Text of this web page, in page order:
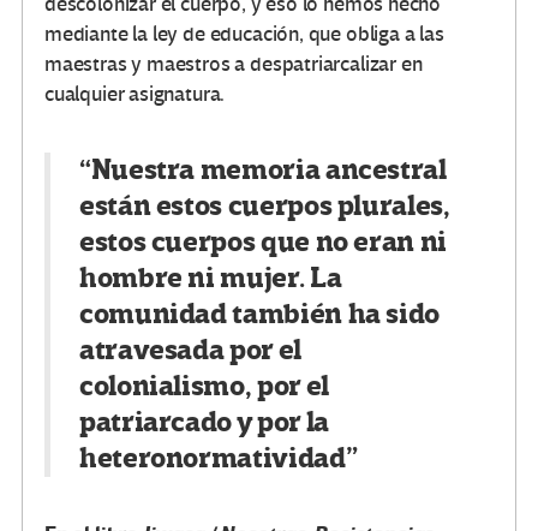
mediante la ley de educación, que obliga a las
maestras y maestros a despatriarcalizar en
cualquier asignatura.
“Nuestra memoria ancestral
están estos cuerpos plurales,
estos cuerpos que no eran ni
hombre ni mujer. La
comunidad también ha sido
atravesada por el
colonialismo, por el
patriarcado y por la
heteronormatividad”